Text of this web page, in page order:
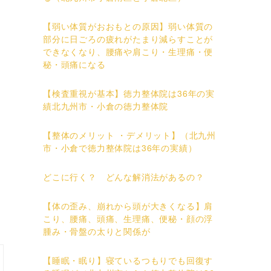
【弱い体質がおおもとの原因】弱い体質の
部分に日ごろの疲れがたまり減らすことが
できなくなり、腰痛や肩こり・生理痛・便
秘・頭痛になる
【検査重視が基本】徳力整体院は36年の実
績北九州市・小倉の徳力整体院
【整体のメリット ・デメリット】（北九州
市・小倉で徳力整体院は36年の実績）
どこに行く？ どんな解消法があるの？
【体の歪み、崩れから頭が大きくなる】肩
こり、腰痛、頭痛、生理痛、便秘・顔の浮
腫み・骨盤の太りと関係が
【睡眠・眠り】寝ているつもりでも回復す